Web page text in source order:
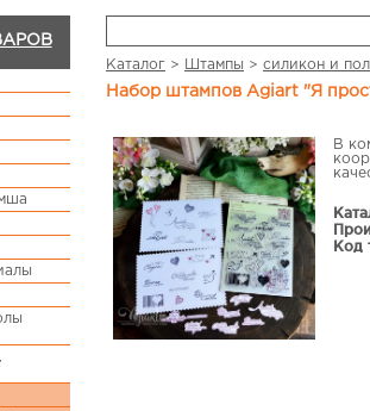
Каталог > Штампы > силикон и
Набор штампов Agiart "Я
В
Код